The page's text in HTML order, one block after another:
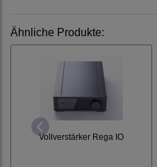
Ähnliche Produkte:
Vollverstärker Rega IO